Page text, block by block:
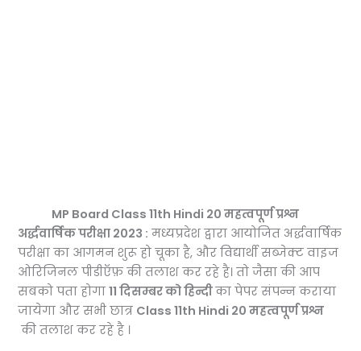
MP Board Class 11th Hindi 20 महत्वपूर्ण प्रश्न
अर्द्धवार्षिक परीक्षा 2023 : मध्यप्रदेश द्वारा आयोजित अर्द्धवार्षिक
परीक्षा का आगमन शुरू हो चूका है, और विद्यार्थी सब्जेक्ट वाइज
ओरिजिनल पीडीऍफ़ की तलाश कर रहे है। तो जैसा की आप
सबको पता होगा11 दिसम्बर को हिन्दीका पेपर संपन्न कराया
जायेगा और सभी छात्र Class 11th Hindi 20 महत्वपूर्ण प्रश्न
की तलाश कर रहे है ।